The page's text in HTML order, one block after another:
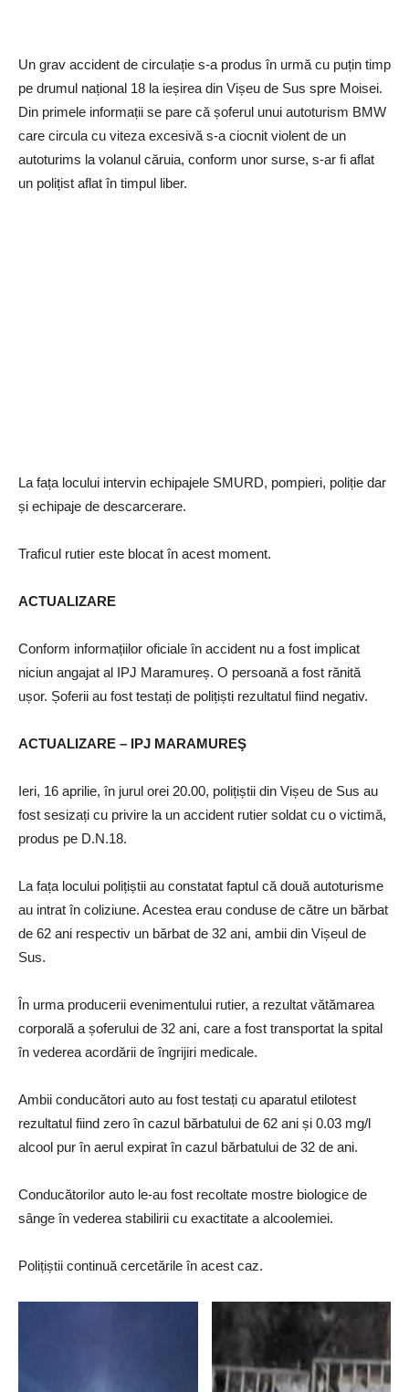
Un grav accident de circulație s-a produs în urmă cu puțin timp
pe drumul național 18 la ieșirea din Vișeu de Sus spre Moisei.
Din primele informații se pare că șoferul unui autoturism BMW
care circula cu viteza excesivă s-a ciocnit violent de un
autoturims la volanul căruia, conform unor surse, s-ar fi aflat
un polițist aflat în timpul liber.
La fața locului intervin echipajele SMURD, pompieri, poliție dar
și echipaje de descarcerare.
Traficul rutier este blocat în acest moment.
ACTUALIZARE
Conform informațiilor oficiale în accident nu a fost implicat
niciun angajat al IPJ Maramureș. O persoană a fost rănită
ușor. Șoferii au fost testați de polițiști rezultatul fiind negativ.
ACTUALIZARE – IPJ MARAMUREŞ
Ieri, 16 aprilie, în jurul orei 20.00, polițiștii din Vișeu de Sus au
fost sesizați cu privire la un accident rutier soldat cu o victimă,
produs pe D.N.18.
La fața locului polițiștii au constatat faptul că două autoturisme
au intrat în coliziune. Acestea erau conduse de către un bărbat
de 62 ani respectiv un bărbat de 32 ani, ambii din Vișeul de
Sus.
În urma producerii evenimentului rutier, a rezultat vătămarea
corporală a șoferului de 32 ani, care a fost transportat la spital
în vederea acordării de îngrijiri medicale.
Ambii conducători auto au fost testați cu aparatul etilotest
rezultatul fiind zero în cazul bărbatului de 62 ani și 0.03 mg/l
alcool pur în aerul expirat în cazul bărbatului de 32 de ani.
Conducătorilor auto le-au fost recoltate mostre biologice de
sânge în vederea stabilirii cu exactitate a alcoolemiei.
Polițiștii continuă cercetările în acest caz.